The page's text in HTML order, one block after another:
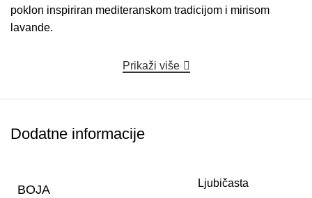
poklon inspiriran mediteranskom tradicijom i mirisom
lavande.
Prikaži više
Dodatne informacije
BOJA Ljubičasta